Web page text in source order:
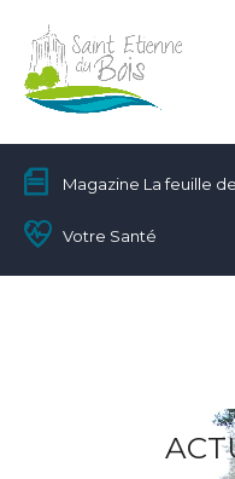
Magazine La feuille
Votre Santé